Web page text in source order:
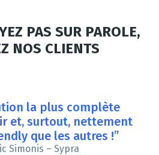
PAS SUR PAROLE,
NOS CLIENTS
la plus complète
et, surtout, nettement
que les autres !”
Simonis – Sypra